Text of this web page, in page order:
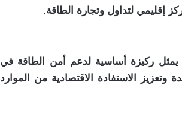
إقليمي لتداول وتجارة الطاقة.
يمثل ركيزة أساسية لدعم أمن الطاقة في
الاستفادة الاقتصادية من الموارد